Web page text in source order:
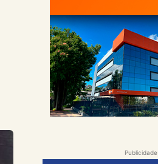
Publicidade